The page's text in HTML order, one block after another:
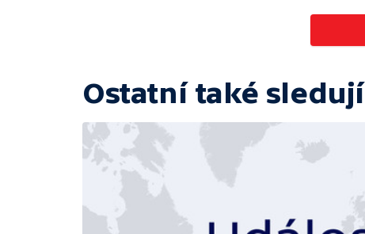
Ostatní také sledují